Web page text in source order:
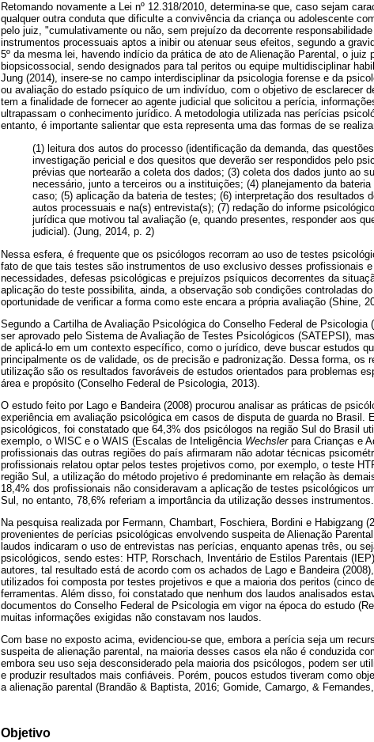
Retomando novamente a Lei nº 12.318/2010, determina-se que, caso sejam
qualquer outra conduta que dificulte a convivência da criança ou adolescente
pelo juiz, "cumulativamente ou não, sem prejuízo da decorrente
instrumentos processuais aptos a inibir ou atenuar seus efeitos, segundo a
5º da mesma lei, havendo indício da prática de ato de Alienação Parental, o juiz
biopsicossocial, sendo designados para tal peritos ou equipe multidisciplinar
Jung (2014), insere-se no campo interdisciplinar da psicologia forense e da
ou avaliação do estado psíquico de um indivíduo, com o objetivo de esclarecer
tem a finalidade de fornecer ao agente judicial que solicitou a perícia,
ultrapassam o conhecimento jurídico. A metodologia utilizada nas perícias
entanto, é importante salientar que esta representa uma das formas de se
(1) leitura dos autos do processo (identificação da demanda, das
investigação pericial e dos quesitos que deverão ser respondidos pelo
prévias que nortearão a coleta dos dados; (3) coleta dos dados junto ao
necessário, junto a terceiros ou a instituições; (4) planejamento da
caso; (5) aplicação da bateria de testes; (6) interpretação dos resultados
autos processuais e na(s) entrevista(s); (7) redação do informe
jurídica que motivou tal avaliação (e, quando presentes, responder aos
judicial). (Jung, 2014, p. 2)
Nessa esfera, é frequente que os psicólogos recorram ao uso de testes
fato de que tais testes são instrumentos de uso exclusivo desses profissionais
necessidades, defesas psicológicas e prejuízos psíquicos decorrentes da
aplicação do teste possibilita, ainda, a observação sob condições controladas
oportunidade de verificar a forma como este encara a própria avaliação (Shine,
Segundo a Cartilha de Avaliação Psicológica do Conselho Federal de
ser aprovado pelo Sistema de Avaliação de Testes Psicológicos (SATEPSI),
de aplicá-lo em um contexto específico, como o jurídico, deve buscar estudos
principalmente os de validade, os de precisão e padronização. Dessa forma, os
utilização são os resultados favoráveis de estudos orientados para problemas
área e propósito (Conselho Federal de Psicologia, 2013).
O estudo feito por Lago e Bandeira (2008) procurou analisar as práticas de
experiência em avaliação psicológica em casos de disputa de guarda no Brasil.
psicológicos, foi constatado que 64,3% dos psicólogos na região Sul do Brasil
exemplo, o WISC e o WAIS (Escalas de Inteligência Wechslerpara Crianças e
profissionais das outras regiões do país afirmaram não adotar técnicas
profissionais relatou optar pelos testes projetivos como, por exemplo, o teste
região Sul, a utilização do método projetivo é predominante em relação às
18,4% dos profissionais não consideravam a aplicação de testes psicológicos
Sul, no entanto, 78,6% referiam a importância da utilização desses instrumentos.
Na pesquisa realizada por Fermann, Chambart, Foschiera, Bordini e Habigzang
provenientes de perícias psicológicas envolvendo suspeita de Alienação
laudos indicaram o uso de entrevistas nas perícias, enquanto apenas três, ou
psicológicos, sendo estes: HTP, Rorschach, Inventário de Estilos Parentais
autores, tal resultado está de acordo com os achados de Lago e Bandeira
utilizados foi composta por testes projetivos e que a maioria dos peritos (cinco
ferramentas. Além disso, foi constatado que nenhum dos laudos analisados
documentos do Conselho Federal de Psicologia em vigor na época do estudo
muitas informações exigidas não constavam nos laudos.
Com base no exposto acima, evidenciou-se que, embora a perícia seja um
suspeita de alienação parental, na maioria desses casos ela não é conduzida
embora seu uso seja desconsiderado pela maioria dos psicólogos, podem ser
e produzir resultados mais confiáveis. Porém, poucos estudos tiveram como
a alienação parental (Brandão & Baptista, 2016; Gomide, Camargo, &
Objetivo